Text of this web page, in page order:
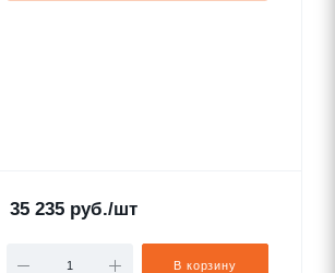
35 235 руб./шт
В корзину